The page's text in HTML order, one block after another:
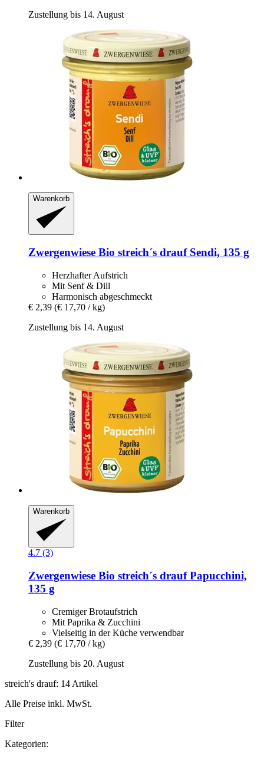
Zustellung bis 14. August
Warenkorb
Zwergenwiese Bio streich´s drauf Sendi, 135 g
Herzhafter Aufstrich
Mit Senf & Dill
Harmonisch abgeschmeckt
€ 2,39 (€ 17,70 / kg)
Zustellung bis 14. August
Warenkorb
4.7 (3)
Zwergenwiese Bio streich´s drauf Papucchini,
135 g
Cremiger Brotaufstrich
Mit Paprika & Zucchini
Vielseitig in der Küche verwendbar
€ 2,39 (€ 17,70 / kg)
Zustellung bis 20. August
streich's drauf: 14 Artikel
Alle Preise inkl. MwSt.
Filter
Kategorien: